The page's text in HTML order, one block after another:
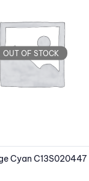
OUT OF STOCK
Black C13T07914010